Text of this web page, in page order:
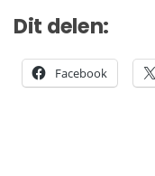
Dit delen:
Facebook